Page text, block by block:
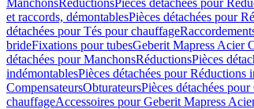
ManchonsRéductionsPièces détachées pour
et raccords, démontablesPièces détachées pour
détachées pour Tés pour chauffage
brideFixations pour tubesGeberit Mapress Acier
détachées pour ManchonsRéductionsPièces
indémontablesPièces détachées pour Réductions
CompensateursObturateursPièces détachées
chauffageAccessoires pour Geberit Mapress